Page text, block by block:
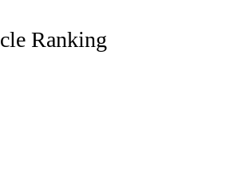
Ranking